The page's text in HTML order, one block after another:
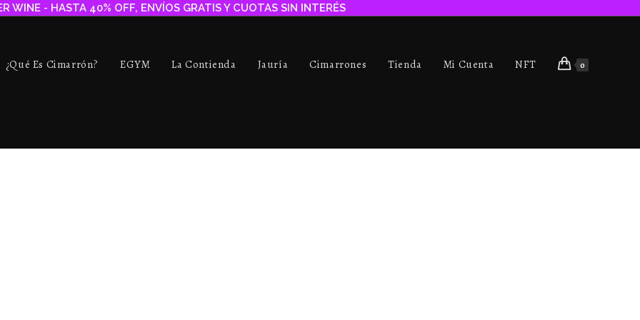
WINE - HASTA 40% OFF, ENVÍOS GRATIS Y CUOTAS SIN INTERÉS
¿Qué Es Cimarrón? EGYM La Contienda Jauría Cimarrones Tienda Mi Cuenta NFT 0